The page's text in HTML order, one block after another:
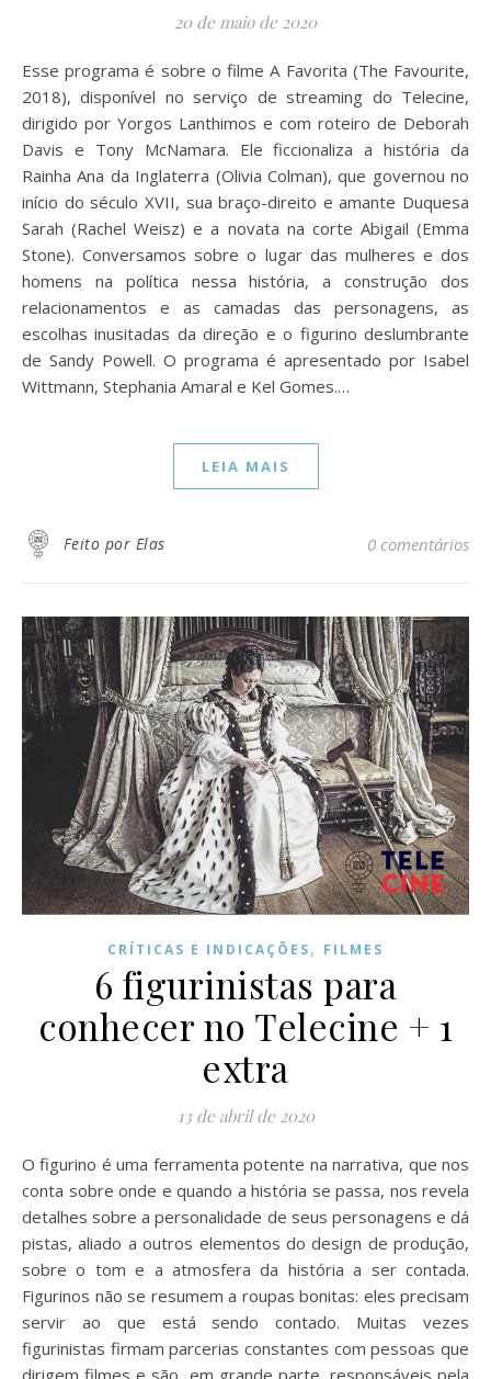
20 de maio de 2020
Esse programa é sobre o filme A Favorita (The Favourite,
2018), disponível no serviço de streaming do Telecine,
dirigido por Yorgos Lanthimos e com roteiro de Deborah
Davis e Tony McNamara. Ele ficcionaliza a história da
Rainha Ana da Inglaterra (Olivia Colman), que governou no
início do século XVII, sua braço-direito e amante Duquesa
Sarah (Rachel Weisz) e a novata na corte Abigail (Emma
Stone). Conversamos sobre o lugar das mulheres e dos
homens na política nessa história, a construção dos
relacionamentos e as camadas das personagens, as
escolhas inusitadas da direção e o figurino deslumbrante
de Sandy Powell. O programa é apresentado por Isabel
Wittmann, Stephania Amaral e Kel Gomes.…
LEIA MAIS
Feito por Elas 0 comentários
CRÍTICAS E INDICAÇÕES, FILMES
6 figurinistas para
conhecer no Telecine + 1
extra
13 de abril de 2020
O figurino é uma ferramenta potente na narrativa, que nos
conta sobre onde e quando a história se passa, nos revela
detalhes sobre a personalidade de seus personagens e dá
pistas, aliado a outros elementos do design de produção,
sobre o tom e a atmosfera da história a ser contada.
Figurinos não se resumem a roupas bonitas: eles precisam
servir ao que está sendo contado. Muitas vezes
figurinistas firmam parcerias constantes com pessoas que